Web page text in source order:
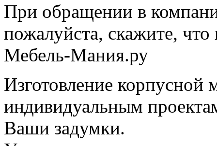
При обращении в
пожалуйста, скажите,
Мебель-Мания.ру
Изготовление корпусной
индивидуальным
Ваши задумки.